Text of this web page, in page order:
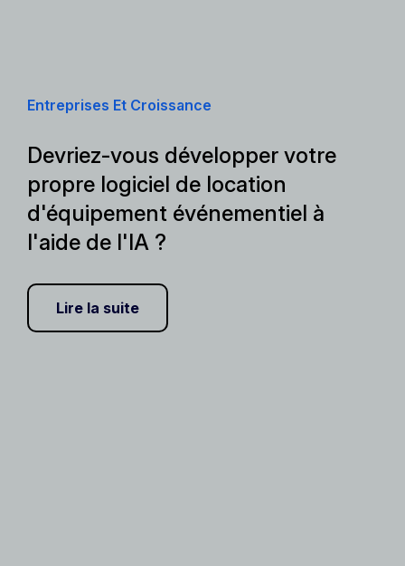
Entreprises Et Croissance
Devriez-vous développer votre
propre logiciel de location
d'équipement événementiel à
l'aide de l'IA ?
Lire la suite